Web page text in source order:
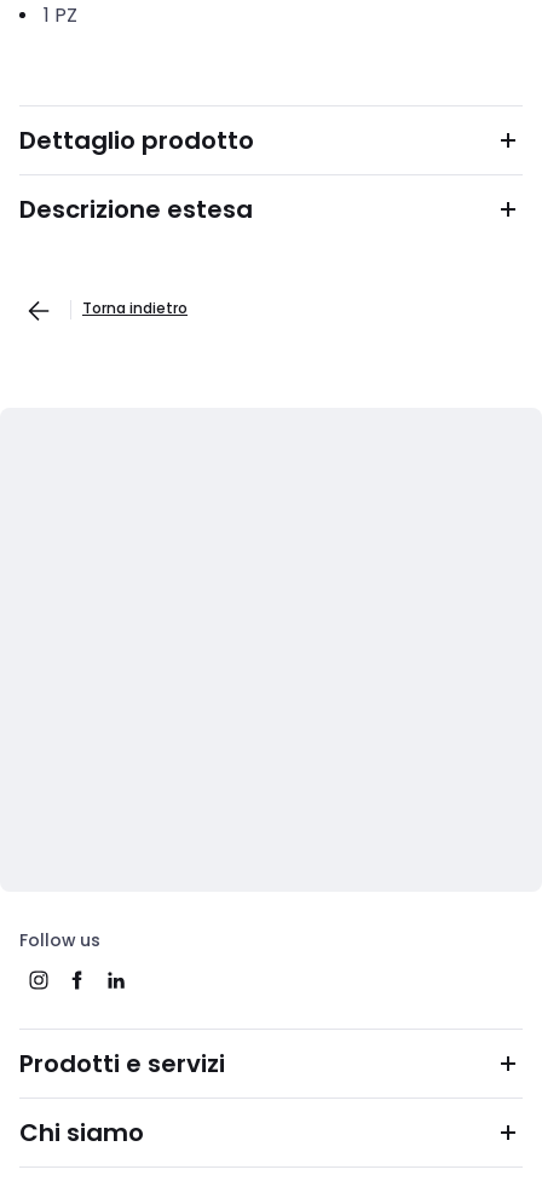
1 PZ
Dettaglio prodotto
Descrizione estesa
Torna indietro
Follow us
Prodotti e servizi
Chi siamo